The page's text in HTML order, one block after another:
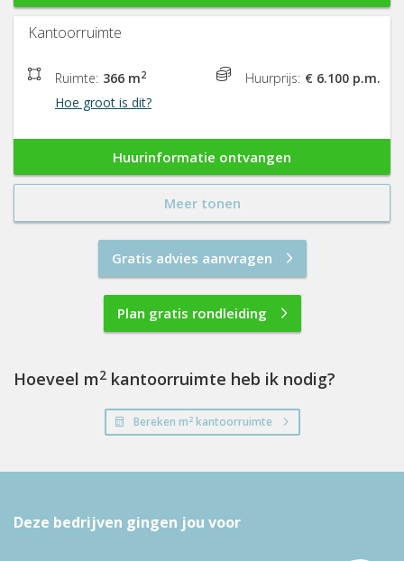
Kantoorruimte
Ruimte: 366 m2
Hoe groot is dit?
Huurprijs: € 6.100 p.m.
Huurinformatie ontvangen
Meer tonen
Gratis advies aanvragen
Plan gratis rondleiding
Hoeveel m2 kantoorruimte heb ik nodig?
Bereken m2kantoorruimte
Deze bedrijven gingen jou voor